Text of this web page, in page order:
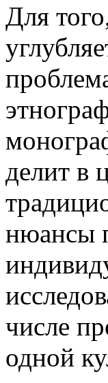
Для
делит в
нюансы
числе
одной